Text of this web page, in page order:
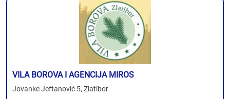
VILA BOROVA I AGENCIJA MIROS
Jovanke Jeftanović 5, Zlatibor